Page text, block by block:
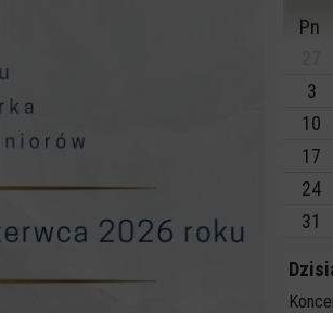
Pn
3
10
17
24
31